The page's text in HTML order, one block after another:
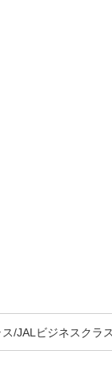
/JALビジネスクラス